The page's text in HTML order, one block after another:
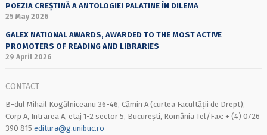
POEZIA CREȘTINĂ A ANTOLOGIEI PALATINE ÎN DILEMA
25 May 2026
GALEX NATIONAL AWARDS, AWARDED TO THE MOST ACTIVE
PROMOTERS OF READING AND LIBRARIES
29 April 2026
CONTACT
B-dul Mihail Kogălniceanu 36-46, Cămin A (curtea Facultății de Drept),
Corp A, Intrarea A, etaj 1-2 sector 5, București, România Tel/Fax: + (4) 0726
390 815 editura@g.unibuc.ro